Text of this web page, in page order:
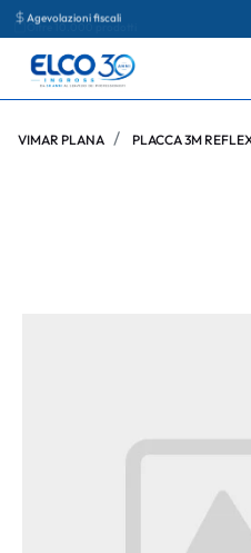
Agevolazioni fiscali
VIMAR PLANA PLACCA 3M